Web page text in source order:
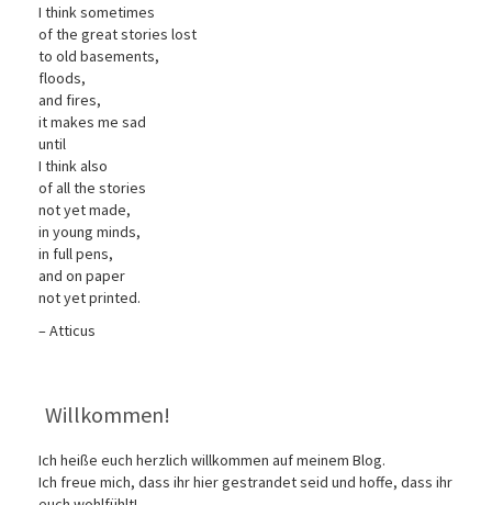
I think sometimes
of the great stories lost
to old basements,
floods,
and fires,
it makes me sad
until
I think also
of all the stories
not yet made,
in young minds,
in full pens,
and on paper
not yet printed.
– Atticus
Willkommen!
Ich heiße euch herzlich willkommen auf meinem Blog.
Ich freue mich, dass ihr hier gestrandet seid und hoffe, dass ihr